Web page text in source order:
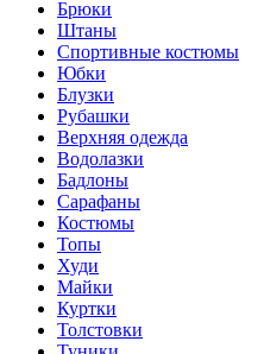
Брюки
Штаны
Спортивные костюмы
Юбки
Блузки
Рубашки
Верхняя одежда
Водолазки
Бадлоны
Сарафаны
Костюмы
Топы
Худи
Майки
Куртки
Толстовки